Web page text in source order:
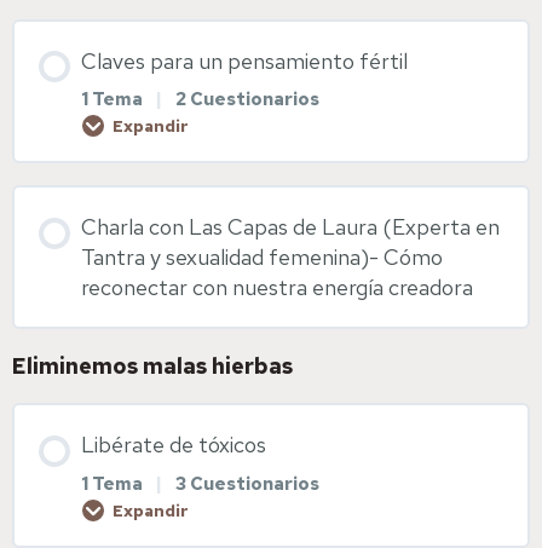
Enlaces web de interés
Diapositivas Salud vulvovaginal
0% COMPLETADO 0/1 pasos
Suplementación preconcepcional y fitoterapia
Diapositivas Suplementación y fitoterapia
Claves para un pensamiento fértil
1 Tema | 2 Cuestionarios
Expandir
0% COMPLETADO 0/1 pasos
Pensamiento fértil
Diapositivas pensamiento fértil
Visualización sagrada
Charla con Las Capas de Laura (Experta en
Tantra y sexualidad femenina)- Cómo
reconectar con nuestra energía creadora
Eliminemos malas hierbas
Libérate de tóxicos
1 Tema | 3 Cuestionarios
Expandir